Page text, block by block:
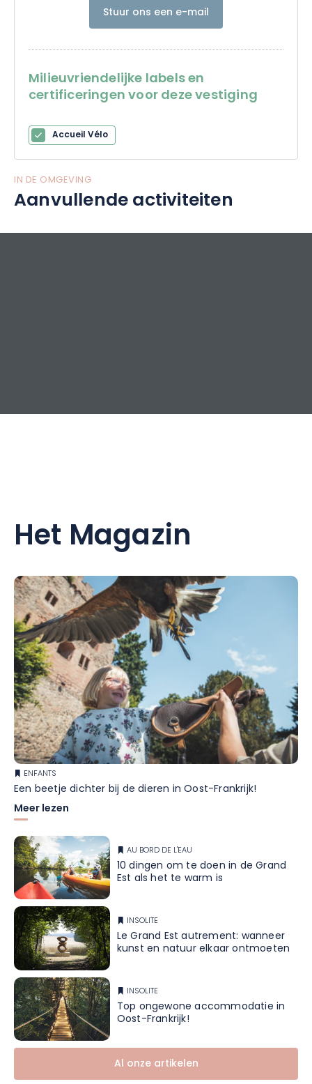
Stuur ons een e-mail
Milieuvriendelijke labels en
certificeringen voor deze vestiging
Accueil Vélo
IN DE OMGEVING
Aanvullende activiteiten
Het Magazin
ENFANTS
Een beetje dichter bij de dieren in Oost-Frankrijk!
Meer lezen
AU BORD DE L'EAU
10 dingen om te doen in de Grand
Est als het te warm is
INSOLITE
Le Grand Est autrement: wanneer
kunst en natuur elkaar ontmoeten
INSOLITE
Top ongewone accommodatie in
Oost-Frankrijk!
Al onze artikelen